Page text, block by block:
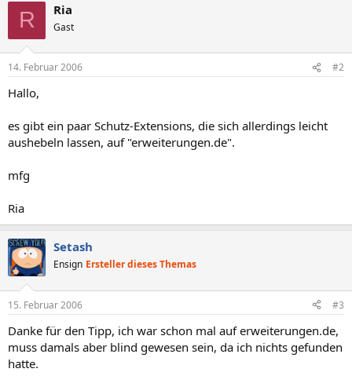
R Ria
Gast
14. Februar 2006 #2
Hallo,
es gibt ein paar Schutz-Extensions, die sich allerdings leicht
aushebeln lassen, auf "erweiterungen.de".
mfg
Ria
Setash
Ensign Ersteller dieses Themas
15. Februar 2006 #3
Danke für den Tipp, ich war schon mal auf erweiterungen.de,
muss damals aber blind gewesen sein, da ich nichts gefunden
hatte.